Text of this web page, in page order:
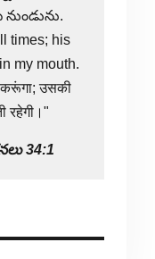
times; his
my mouth.
उसकी
रहेगी।"
34:1